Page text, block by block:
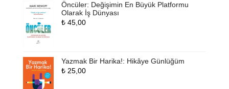
Öncüler: Değişimin En Büyük Platformu
Olarak İş Dünyası
₺45,00
Yazmak Bir Harika!: Hikâye Günlüğüm
₺25,00